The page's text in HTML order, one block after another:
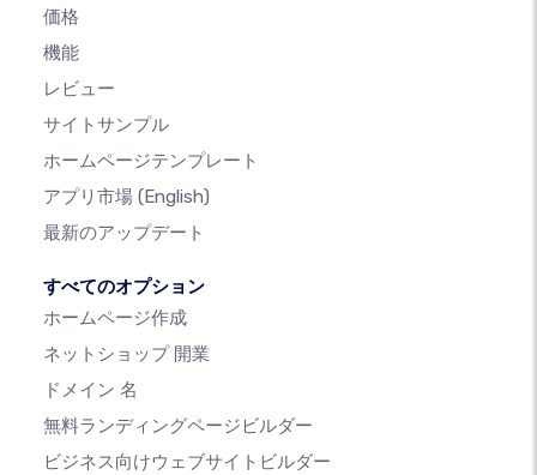
価格
機能
レビュー
サイトサンプル
ホームページテンプレート
アプリ市場 (English)
最新のアップデート
すべてのオプション
ホームページ作成
ネットショップ 開業
ドメイン 名
無料ランディングページビルダー
ビジネス向けウェブサイトビルダー